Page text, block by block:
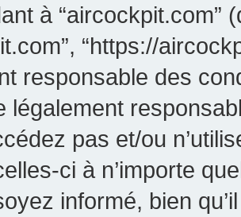
à “aircockpit.com”
“https://
responsable des
légalement
pas et/ou
ci à n’importe
informé, bien